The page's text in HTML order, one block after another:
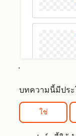
.
บทความนี้มีปร
ใช่